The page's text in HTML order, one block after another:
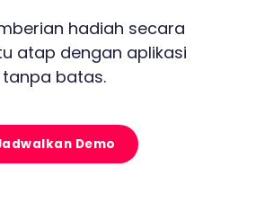
hadiah secara
atap dengan aplikasi
tanpa batas.
Demo